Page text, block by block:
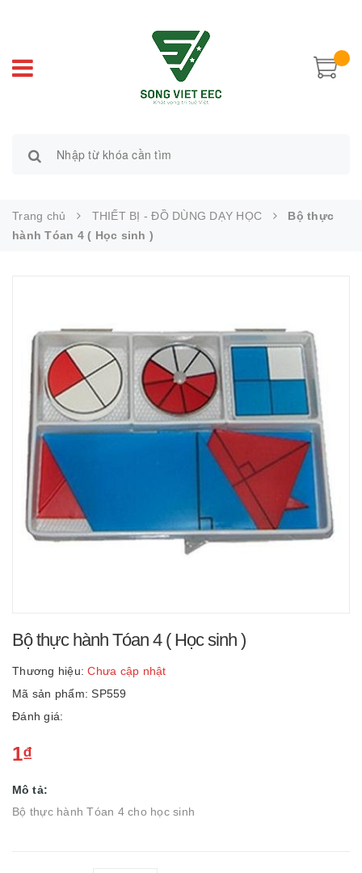
Trang chủ THIẾT BỊ - ĐỒ DÙNG DẠY HỌC
Bộ thực
hành Tóan 4 ( Học sinh )
Bộ thực hành Tóan 4 ( Học sinh )
Thương hiệu: Chưa cập nhật
Mã sản phẩm: SP559
Đánh giá:
1₫
Mô tả:
Bộ thực hành Tóan 4 cho học sinh